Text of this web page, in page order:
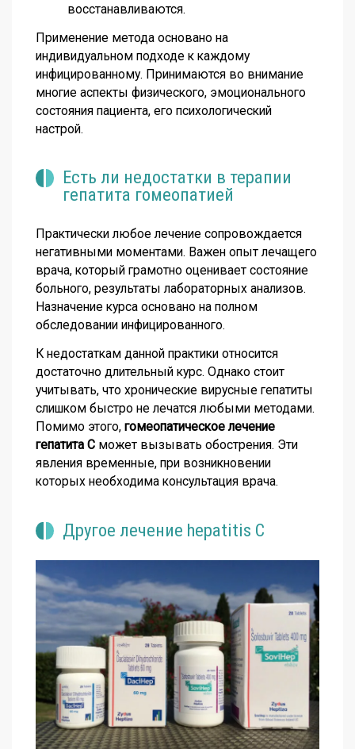
восстанавливаются.
Применение метода основано на
индивидуальном подходе к каждому
инфицированному. Принимаются во внимание
многие аспекты физического, эмоционального
состояния пациента, его психологический
настрой.
Есть ли недостатки в терапии
гепатита гомеопатией
Практически любое лечение сопровождается
негативными моментами. Важен опыт лечащего
врача, который грамотно оценивает состояние
больного, результаты лабораторных анализов.
Назначение курса основано на полном
обследовании инфицированного.
К недостаткам данной практики относится
достаточно длительный курс. Однако стоит
учитывать, что хронические вирусные гепатиты
слишком быстро не лечатся любыми методами.
Помимо этого, гомеопатическое лечение
гепатита С может вызывать обострения. Эти
явления временные, при возникновении
которых необходима консультация врача.
Другое лечение hepatitis C